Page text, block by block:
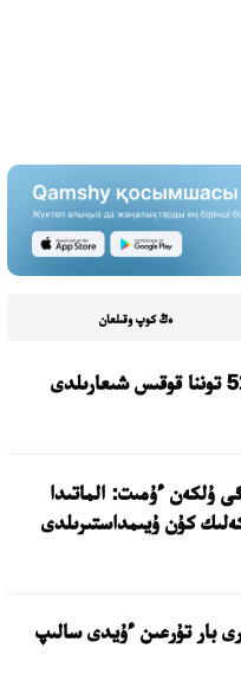
ەڭ كوپ وقىلعان
ۇلكەن ءۇمىت: الماتىدا
كۇن ۇيىمداستىرىلدى
2 شاعىن اۋدانىندا 594 پاتەرى بار تۇرعىن ءۇيدى سالىپ